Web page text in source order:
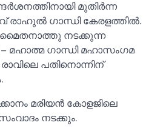
മുതിർന്ന
ഗാന്ധി കേരളത്തില്‍.
നടക്കുന്ന
ഗാന്ധി മഹാസംഗമ
പതിനൊന്നിന്
മരിയൻ കോളജിലെ
നടക്കും.